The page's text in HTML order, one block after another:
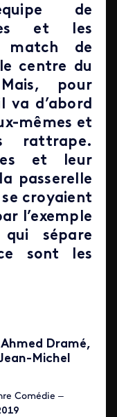
de
et les
match de
centre du
pour
va d’abord
mêmes et
rattrape.
et leur
passerelle
croyaient
l’exemple
sépare
sont les
Dramé,
Michel
Comédie –